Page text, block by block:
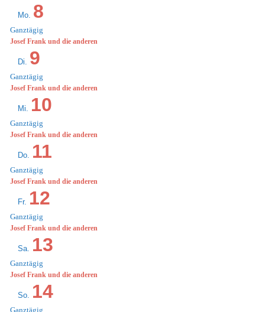
Mo. 8
Ganztägig
Josef Frank und die anderen
Di. 9
Ganztägig
Josef Frank und die anderen
Mi. 10
Ganztägig
Josef Frank und die anderen
Do. 11
Ganztägig
Josef Frank und die anderen
Fr. 12
Ganztägig
Josef Frank und die anderen
Sa. 13
Ganztägig
Josef Frank und die anderen
So. 14
Ganztägig